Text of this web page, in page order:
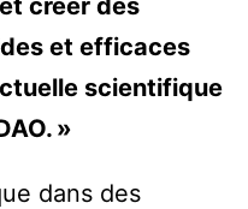
et efficaces
scientifique
»
dans des